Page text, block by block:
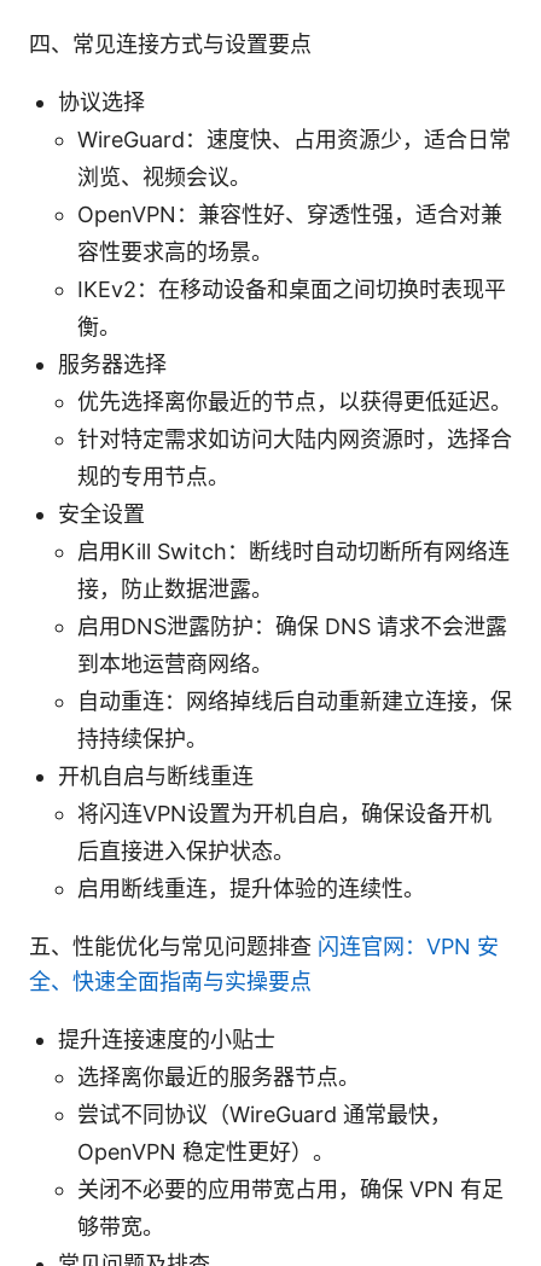
四、常见连接方式与设置要点
协议选择
WireGuard：速度快、占用资源少，适合日常
浏览、视频会议。
OpenVPN：兼容性好、穿透性强，适合对兼
容性要求高的场景。
IKEv2：在移动设备和桌面之间切换时表现平
衡。
服务器选择
优先选择离你最近的节点，以获得更低延迟。
针对特定需求如访问大陆内网资源时，选择合
规的专用节点。
安全设置
启用Kill Switch：断线时自动切断所有网络连
接，防止数据泄露。
启用DNS泄露防护：确保 DNS 请求不会泄露
到本地运营商网络。
自动重连：网络掉线后自动重新建立连接，保
持持续保护。
开机自启与断线重连
将闪连VPN设置为开机自启，确保设备开机
后直接进入保护状态。
启用断线重连，提升体验的连续性。
五、性能优化与常见问题排查 闪连官网：VPN 安
全、快速全面指南与实操要点
提升连接速度的小贴士
选择离你最近的服务器节点。
尝试不同协议（WireGuard 通常最快，
OpenVPN 稳定性更好）。
关闭不必要的应用带宽占用，确保 VPN 有足
够带宽。